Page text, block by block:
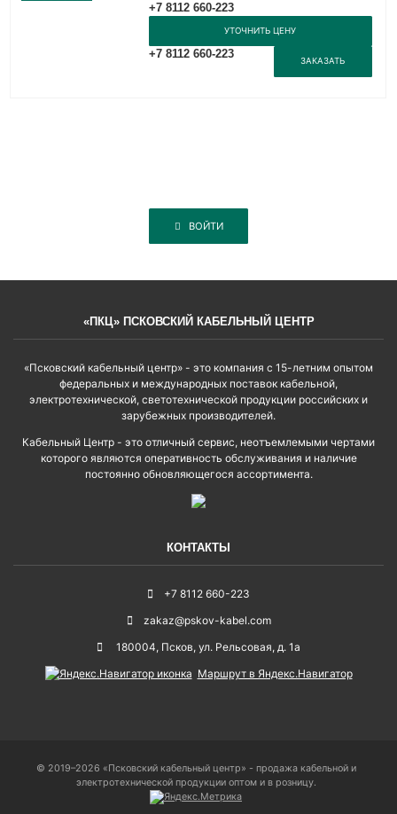
+7 8112 660-223
УТОЧНИТЬ ЦЕНУ
+7 8112 660-223
ЗАКАЗАТЬ
ВОЙТИ
«ПКЦ» ПСКОВСКИЙ КАБЕЛЬНЫЙ ЦЕНТР
«Псковский кабельный центр» - это компания с 15-летним опытом
федеральных и международных поставок кабельной,
электротехнической, светотехнической продукции российских и
зарубежных производителей.
Кабельный Центр - это отличный сервис, неотъемлемыми чертами
которого являются оперативность обслуживания и наличие
постоянно обновляющегося ассортимента.
КОНТАКТЫ
+7 8112 660-223
zakaz@pskov-kabel.com
180004, Псков, ул. Рельсовая, д. 1а
Маршрут в Яндекс.Навигатор
© 2019–2026 «Псковский кабельный центр» - продажа кабельной и
электротехнической продукции оптом и в розницу.